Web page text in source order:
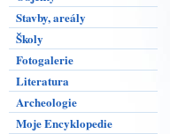
Stavby, areály
Školy
Fotogalerie
Literatura
Archeologie
Moje Encyklopedie